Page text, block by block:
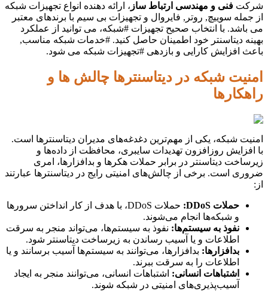
شرکت فنی و مهندسی ارتباط ساز ، ارائه دهنده انواع تجهیزات شبکه
از جمله سوییچ, روتر, فایروال و تجهیزات بی سیم با برندهای معتبر
می باشد. با انتخاب صحیح تجهیزات #شبکه، می توانید از عملکرد
بهینه دیتاسنتر خود اطمینان حاصل کنید. #خدمات شبکه مناسب,
باعث افزایش کارایی و بازدهی #تجهیزات شبکه می شود.
امنیت شبکه در دیتاسنترها چالش ها و
راهکارها
امنیت شبکه، یکی از مهم‌ترین دغدغه‌های مدیران دیتاسنترها است.
با افزایش روزافزون تهدیدات سایبری، محافظت از داده‌ها و
زیرساخت دیتاسنتر در برابر حملات هکرها و بدافزارها، امری
ضروری است. برخی از چالش‌های امنیتی رایج در دیتاسنترها عبارتند
از:
حملات DDoS:
حملات DDoS، با هدف از کار انداختن سرورها
و شبکه‌ها انجام می‌شوند.
نفوذ به سیستم‌ها: نفوذ به سیستم‌ها، می‌تواند منجر به سرقت
اطلاعات و یا آسیب رساندن به زیرساخت دیتاسنتر شود.
بدافزارها: بدافزارها، می‌توانند به سیستم‌ها آسیب برسانند و یا
اطلاعات را به سرقت ببرند.
اشتباهات انسانی: اشتباهات انسانی، می‌توانند منجر به ایجاد
آسیب‌پذیری‌های امنیتی در شبکه شوند.